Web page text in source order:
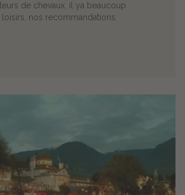
de chevaux, il ya beaucoup
nos recommandations: